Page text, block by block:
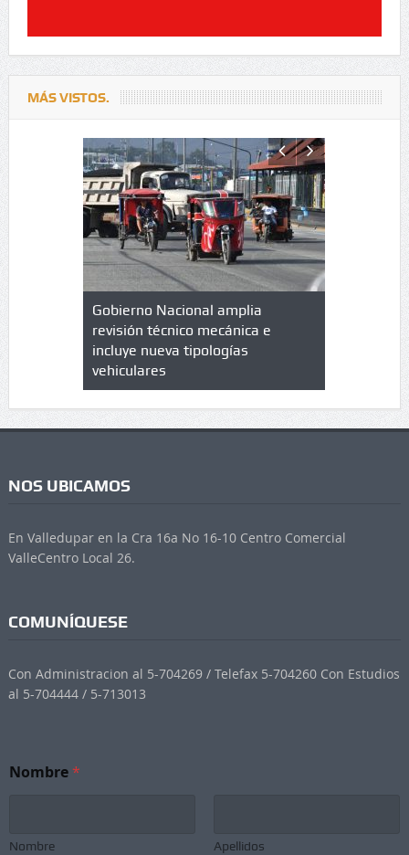
MÁS VISTOS.
en
Gobierno Nacional amplia
revisión técnico mecánica e
incluye nueva tipologías
vehiculares
Qué es
NOS UBICAMOS
En Valledupar en la Cra 16a No 16-10 Centro Comercial
ValleCentro Local 26.
COMUNÍQUESE
Con Administracion al 5-704269 / Telefax 5-704260 Con Estudios
al 5-704444 / 5-713013
Nombre*
Nombre Apellidos